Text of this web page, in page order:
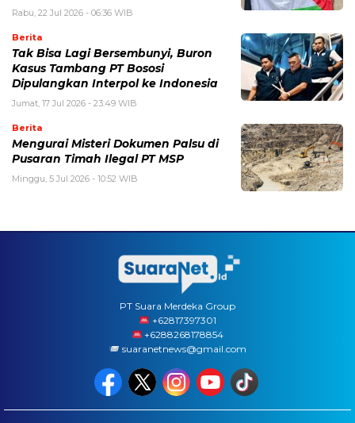
Rabu, 22 Jul 2026 - 06:36 WIB
Berita
Tak Bisa Lagi Bersembunyi, Buron
Kasus Tambang PT Bososi
Dipulangkan Interpol ke Indonesia
Jumat, 17 Jul 2026 - 23:49 WIB
Berita
Mengurai Misteri Dokumen Palsu di
Pusaran Timah Ilegal PT MSP
Minggu, 5 Jul 2026 - 10:52 WIB
PT Suara Merdeka Group
‪+62817397301
+6288268178854
suaranetnews@gmail.com